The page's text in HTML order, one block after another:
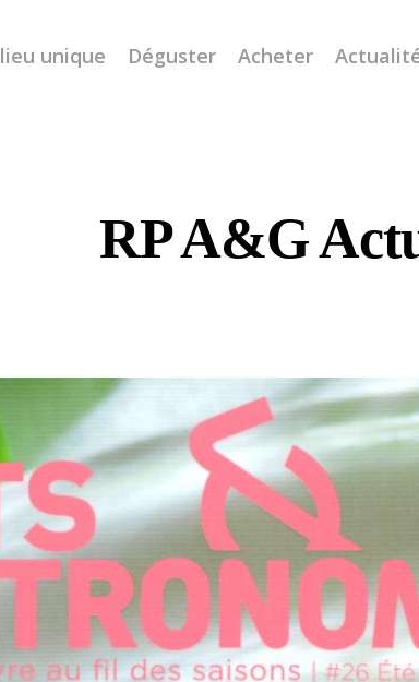
unique Déguster Acheter
RP A&G